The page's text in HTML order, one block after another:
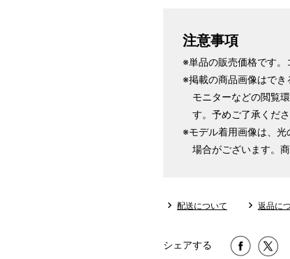
注意事項
※単品の販売価格です。
※掲載の商品画像はで
モニターなどの閲覧
す。予めご了承くださ
※モデル着用画像は、光
場合がございます。
配送について 返品に
シェアする